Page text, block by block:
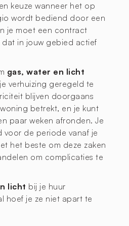
keuze wanneer het op
wordt bediend door een
je moet een contract
in jouw gebied actief
gas, water en licht
verhuizing geregeld te
blijven doorgaans
betrekt, en je kunt
paar weken afronden. Je
de periode vanaf je
het beste om deze zaken
om complicaties te
licht bij je huur
hoef je ze niet apart te